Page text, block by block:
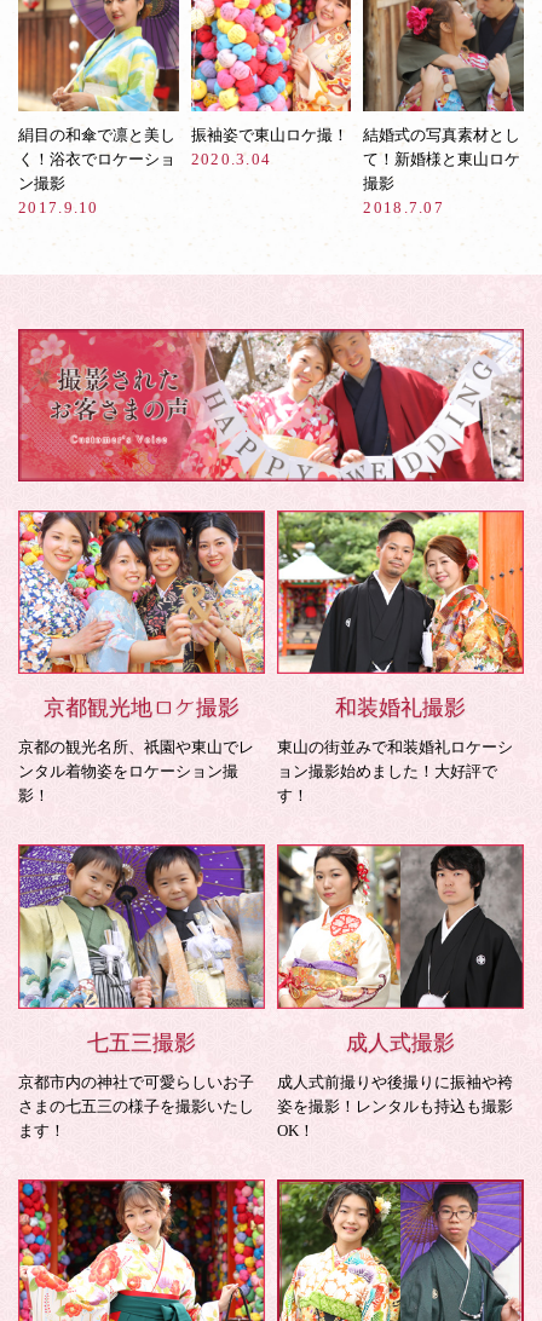
絹目の和傘で凛と美し
く！浴衣でロケーショ
ン撮影
2017.9.10
振袖姿で東山ロケ撮！
2020.3.04
結婚式の写真素材とし
て！新婚様と東山ロケ
撮影
2018.7.07
京都観光地ロケ撮影
京都の観光名所、祇園や東山でレ
ンタル着物姿をロケーション撮
影！
和装婚礼撮影
東山の街並みで和装婚礼ロケーシ
ョン撮影始めました！大好評で
す！
七五三撮影
京都市内の神社で可愛らしいお子
さまの七五三の様子を撮影いたし
ます！
成人式撮影
成人式前撮りや後撮りに振袖や袴
姿を撮影！レンタルも持込も撮影
OK！